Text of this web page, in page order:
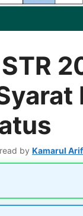
by Kamarul